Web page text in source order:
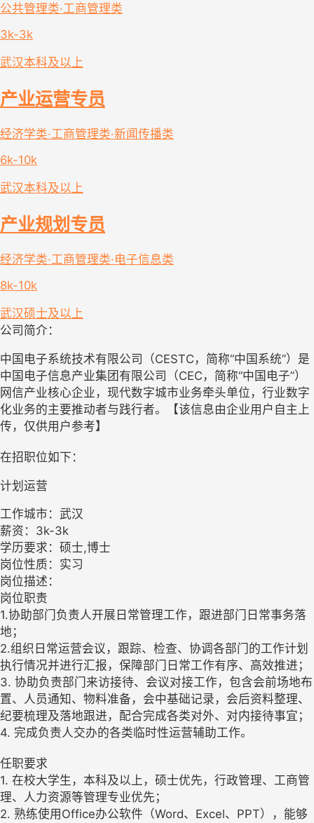
公共管理类·工商管理类
3k-3k
武汉本科及以上
产业运营专员
经济学类·工商管理类·新闻传播类
6k-10k
武汉本科及以上
产业规划专员
经济学类·工商管理类·电子信息类
8k-10k
武汉硕士及以上
公司简介：
中国电子系统技术有限公司（CESTC，简称“中国系统”）是
中国电子信息产业集团有限公司（CEC，简称“中国电子”）
网信产业核心企业，现代数字城市业务牵头单位，行业数字
化业务的主要推动者与践行者。【该信息由企业用户自主上
传，仅供用户参考】
在招职位如下：
计划运营
工作城市：武汉
薪资：3k-3k
学历要求：硕士,博士
岗位性质：实习
岗位描述：
岗位职责
1.协助部门负责人开展日常管理工作，跟进部门日常事务落
地；
2.组织日常运营会议，跟踪、检查、协调各部门的工作计划
执行情况并进行汇报，保障部门日常工作有序、高效推进；
3. 协助负责部门来访接待、会议对接工作，包含会前场地布
置、人员通知、物料准备，会中基础记录，会后资料整理、
纪要梳理及落地跟进，配合完成各类对外、对内接待事宜；
4. 完成负责人交办的各类临时性运营辅助工作。
任职要求
1. 在校大学生，本科及以上，硕士优先，行政管理、工商管
理、人力资源等管理专业优先；
2. 熟练使用Office办公软件（Word、Excel、PPT），能够